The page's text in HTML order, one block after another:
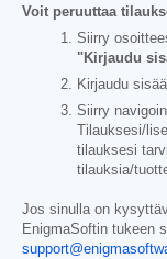
Voit peruuttaa
Siirry
"Kirjaudu
Kirjaudu
Siirry
Tilauksesi/
tilauksesi
tilauksia/
Jos sinulla on
EnigmaSoftin tukeen